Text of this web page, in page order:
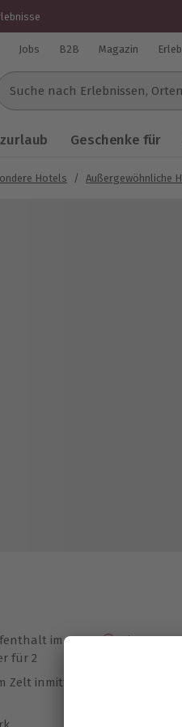
mydays.de
Jobs B2B Magazin
nach Erlebnissen...
Geschenke für
Hotels / Außergewöhnliche
im
für 2
Zelt inmitten
Eigenes
Kühlbox